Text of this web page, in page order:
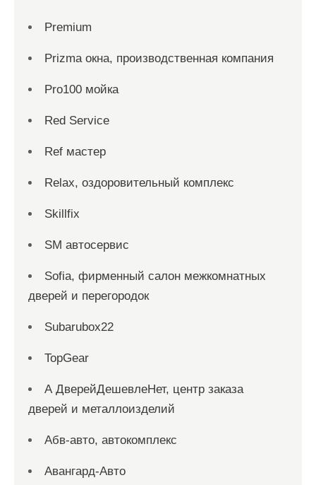
Premium
Prizma окна, производственная компания
Pro100 мойка
Red Service
Ref мастер
Relax, оздоровительный комплекс
Skillfix
SM автосервис
Sofia, фирменный салон межкомнатных
дверей и перегородок
Subarubox22
TopGear
А ДверейДешевлеНет, центр заказа
дверей и металлоизделий
Абв-авто, автокомплекс
Авангард-Авто